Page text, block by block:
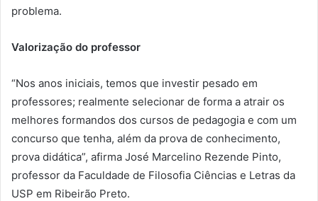
problema.
Valorização do professor
“Nos anos iniciais, temos que investir pesado em
professores; realmente selecionar de forma a atrair os
melhores formandos dos cursos de pedagogia e com um
concurso que tenha, além da prova de conhecimento,
prova didática”, afirma José Marcelino Rezende Pinto,
professor da Faculdade de Filosofia Ciências e Letras da
USP em Ribeirão Preto.